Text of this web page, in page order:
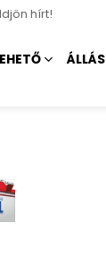
hírt!
ÁLLÁS